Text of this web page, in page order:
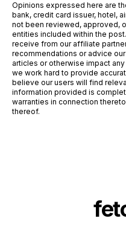
Opinions expressed here are
bank, credit card issuer, hotel,
not been reviewed, approved,
entities included within the
receive from our affiliate
recommendations or advice
articles or otherwise impact
we work hard to provide
believe our users will find
information provided is
warranties in connection
thereof.